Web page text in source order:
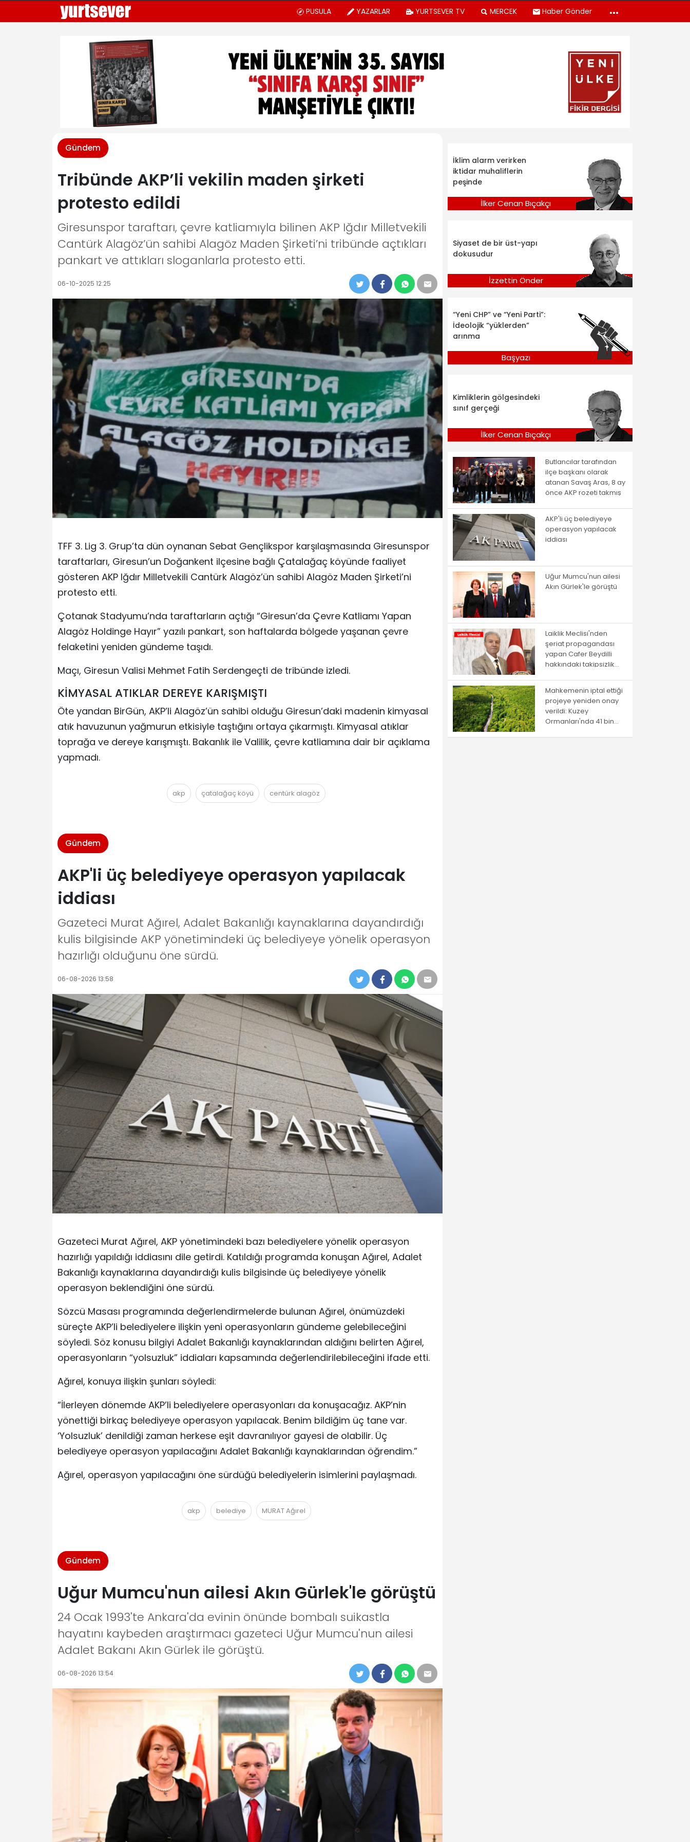
PUSULA YAZARLAR YURTSEVER TV MERCEK Haber Gönder
Gündem
Tribünde AKP’li vekilin maden şirketi
protesto edildi
Giresunspor taraftarı, çevre katliamıyla bilinen AKP Iğdır Milletvekili
Cantürk Alagöz’ün sahibi Alagöz Maden Şirketi’ni tribünde açtıkları
pankart ve attıkları sloganlarla protesto etti.
06-10-2025 12:25
TFF 3. Lig 3. Grup’ta dün oynanan Sebat Gençlikspor karşılaşmasında Giresunspor
taraftarları, Giresun’un Doğankent ilçesine bağlı Çatalağaç köyünde faaliyet
gösteren AKP Iğdır Milletvekili Cantürk Alagöz’ün sahibi Alagöz Maden Şirketi’ni
protesto etti.
Çotanak Stadyumu’nda taraftarların açtığı “Giresun’da Çevre Katliamı Yapan
Alagöz Holdinge Hayır” yazılı pankart, son haftalarda bölgede yaşanan çevre
felaketini yeniden gündeme taşıdı.
Maçı, Giresun Valisi Mehmet Fatih Serdengeçti de tribünde izledi.
KİMYASAL ATIKLAR DEREYE KARIŞMIŞTI
Öte yandan BirGün, AKP’li Alagöz’ün sahibi olduğu Giresun’daki madenin kimyasal
atık havuzunun yağmurun etkisiyle taştığını ortaya çıkarmıştı. Kimyasal atıklar
toprağa ve dereye karışmıştı. Bakanlık ile Valilik, çevre katliamına dair bir açıklama
yapmadı.
akp çatalağaç köyü centürk alagöz
Gündem
AKP'li üç belediyeye operasyon yapılacak
iddiası
Gazeteci Murat Ağırel, Adalet Bakanlığı kaynaklarına dayandırdığı
kulis bilgisinde AKP yönetimindeki üç belediyeye yönelik operasyon
hazırlığı olduğunu öne sürdü.
06-08-2026 13:58
Gazeteci Murat Ağırel, AKP yönetimindeki bazı belediyelere yönelik operasyon
hazırlığı yapıldığı iddiasını dile getirdi. Katıldığı programda konuşan Ağırel, Adalet
Bakanlığı kaynaklarına dayandırdığı kulis bilgisinde üç belediyeye yönelik
operasyon beklendiğini öne sürdü.
Sözcü Masası programında değerlendirmelerde bulunan Ağırel, önümüzdeki
süreçte AKP’li belediyelere ilişkin yeni operasyonların gündeme gelebileceğini
söyledi. Söz konusu bilgiyi Adalet Bakanlığı kaynaklarından aldığını belirten Ağırel,
operasyonların “yolsuzluk” iddiaları kapsamında değerlendirilebileceğini ifade etti.
Ağırel, konuya ilişkin şunları söyledi:
“İlerleyen dönemde AKP’li belediyelere operasyonları da konuşacağız. AKP’nin
yönettiği birkaç belediyeye operasyon yapılacak. Benim bildiğim üç tane var.
‘Yolsuzluk’ denildiği zaman herkese eşit davranılıyor gayesi de olabilir. Üç
belediyeye operasyon yapılacağını Adalet Bakanlığı kaynaklarından öğrendim.”
Ağırel, operasyon yapılacağını öne sürdüğü belediyelerin isimlerini paylaşmadı.
akp belediye MURAT Ağırel
Gündem
Uğur Mumcu'nun ailesi Akın Gürlek'le görüştü
24 Ocak 1993'te Ankara'da evinin önünde bombalı suikastla
hayatını kaybeden araştırmacı gazeteci Uğur Mumcu'nun ailesi
Adalet Bakanı Akın Gürlek ile görüştü.
06-08-2026 13:54
İklim alarm verirken
iktidar muhaliflerin
peşinde
İlker Cenan Bıçakçı
Siyaset de bir üst-yapı
dokusudur
İzzettin Önder
“Yeni CHP” ve “Yeni Parti”:
İdeolojik “yüklerden”
arınma
Başyazı
Kimliklerin gölgesindeki
sınıf gerçeği
İlker Cenan Bıçakçı
Butlancılar tarafından
ilçe başkanı olarak
atanan Savaş Aras, 8 ay
önce AKP rozeti takmış
AKP'li üç belediyeye
operasyon yapılacak
iddiası
Uğur Mumcu'nun ailesi
Akın Gürlek'le görüştü
Laiklik Meclisi'nden
şeriat propagandası
yapan Cafer Beydilli
hakkındaki takipsizlik
Mahkemenin iptal ettiği
projeye yeniden onay
verildi: Kuzey
Ormanları'nda 41 bin